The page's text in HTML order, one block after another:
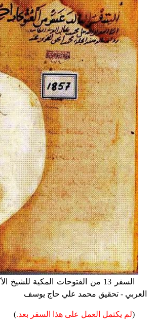
السفر 13 من الفتوحات المكية
العربي - تحقيق محمد علي حاج يوسف
(لم يكتمل العمل على هذا السفر بعد.)